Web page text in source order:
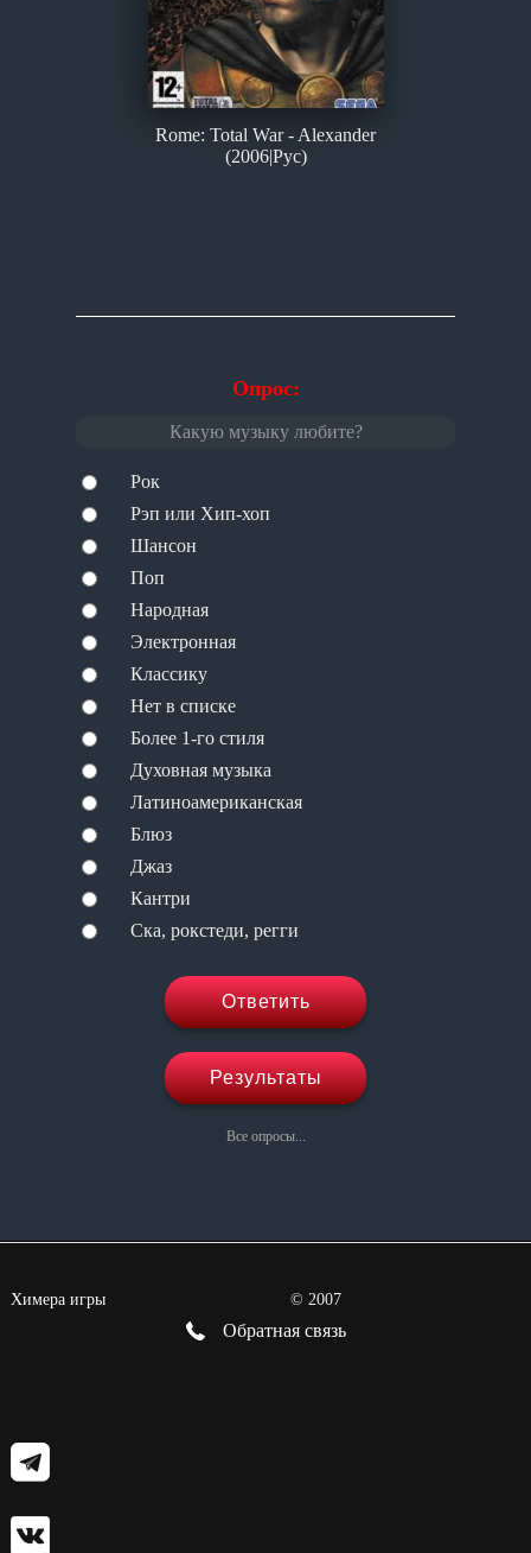
Опрос:
Какую музыку любите?
Рок
Рэп или Хип-хоп
Шансон
Поп
Народная
Электронная
Классику
Нет в списке
Более 1-го стиля
Духовная музыка
Латиноамериканская
Блюз
Джаз
Кантри
Ска, рокстеди, регги
Ответить
Результаты
Все опросы...
Rome: Total War - Alexander
(2006|Рус)
Химера игры © 2007
Обратная связь